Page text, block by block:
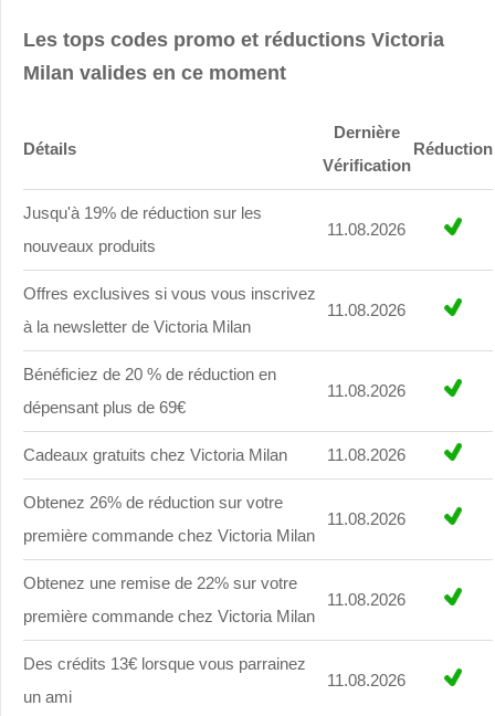
Les tops codes promo et réductions Victoria
Milan valides en ce moment
Détails
Dernière
Vérification
Réduction
Jusqu'à 19% de réduction sur les
nouveaux produits
11.08.2026
Offres exclusives si vous vous inscrivez
à la newsletter de Victoria Milan
11.08.2026
Bénéficiez de 20 % de réduction en
dépensant plus de 69€
11.08.2026
Cadeaux gratuits chez Victoria Milan 11.08.2026
Obtenez 26% de réduction sur votre
première commande chez Victoria Milan
11.08.2026
Obtenez une remise de 22% sur votre
première commande chez Victoria Milan
11.08.2026
Des crédits 13€ lorsque vous parrainez
un ami
11.08.2026